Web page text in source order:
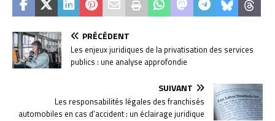
PRÉCÉDENT
Les enjeux juridiques de la privatisation des services
publics : une analyse approfondie
SUIVANT
Les responsabilités légales des franchisés
automobiles en cas d’accident : un éclairage juridique